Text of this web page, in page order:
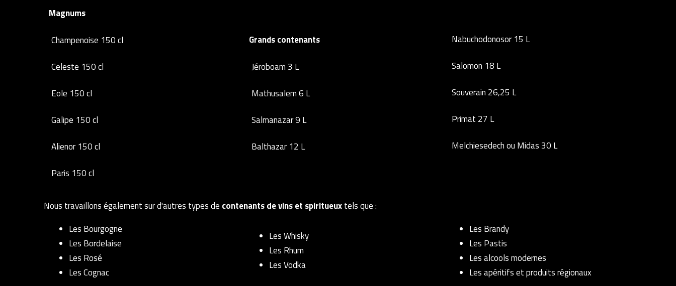
Magnums
Champenoise 150 cl
Celeste 150 cl
Eole 150 cl
Galipe 150 cl
Alienor 150 cl
Paris 150 cl
Grands contenants
Jéroboam 3 L
Mathusalem 6 L
Salmanazar 9 L
Balthazar 12 L
Nabuchodonosor 15 L
Salomon 18 L
Souverain 26,25 L
Primat 27 L
Melchiesedech ou Midas 30 L
Nous travaillons également sur d'autres types de contenants de vins et spiritueuxtels que :
Les Bourgogne
Les Bordelaise
Les Rosé
Les Cognac
Les Whisky
Les Rhum
Les Vodka
Les Brandy
Les Pastis
Les alcools modernes
Les apéritifs et produits régionaux